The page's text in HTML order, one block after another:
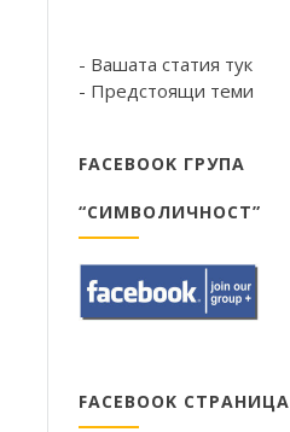
- Вашата статия тук
- Предстоящи теми
FACEBOOK ГРУПА
“СИМВОЛИЧНОСТ”
FACEBOOK СТРАНИЦА